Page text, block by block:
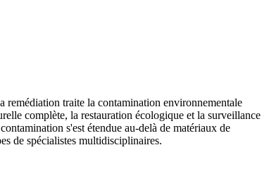
remédiation traite la contamination environnementale
complète, la restauration écologique et la surveillance
s'est étendue au-delà de matériaux de
de spécialistes multidisciplinaires.